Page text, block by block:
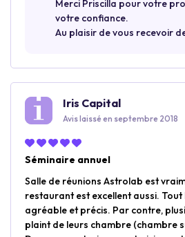
Merci Priscilla pour votre
votre confiance.
Au plaisir de vous recevoir
Iris Capital
Avis laissé en septembre 2018
Séminaire annuel
Salle de réunions Astrolab est
restaurant est excellent aussi.
agréable et précis. Par contre,
plaint de leurs chambre (chambre